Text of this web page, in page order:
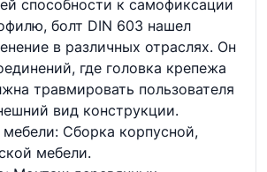
способности к самофиксации
болт DIN 603 нашел
в различных отраслях. Он
где головка крепежа
травмировать пользователя
вид конструкции.
Сборка корпусной,
мебели.